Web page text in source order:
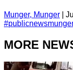
Munger, Munger
#
MORE